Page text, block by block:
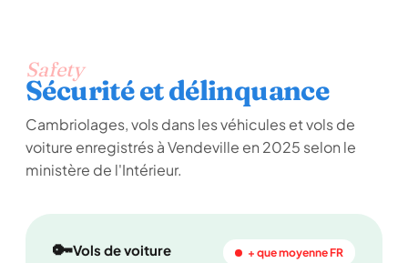
Safety
Sécurité et délinquance
Cambriolages, vols dans les véhicules et vols de
voiture enregistrés à Vendeville en 2025 selon le
ministère de l'Intérieur.
🔑Vols de voiture + que moyenne FR